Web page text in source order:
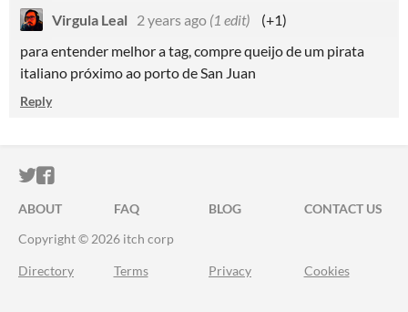
Virgula Leal 2 years ago (1 edit)
(+1)
para entender melhor a tag, compre queijo de um pirata
italiano próximo ao porto de San Juan
Reply
ITCH.IO ON TWITTER
ITCH.IO ON FACEBOOK
ABOUT FAQ BLOG
CONTACT US
Copyright © 2026 itch corp
Directory Terms Privacy Cookies